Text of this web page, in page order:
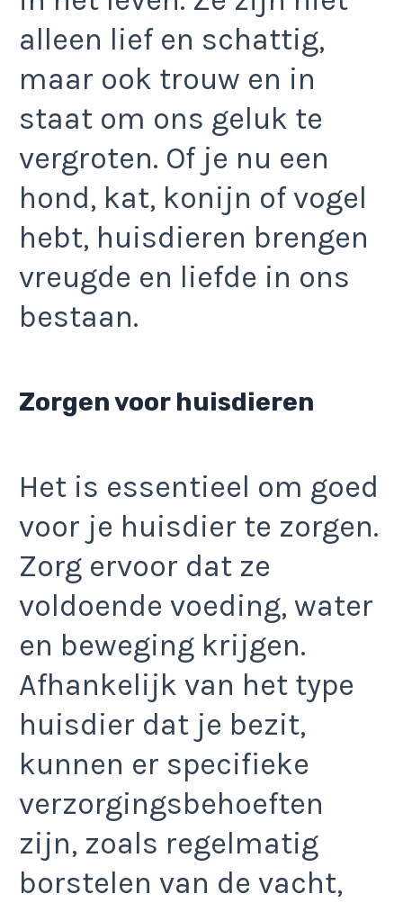
alleen lief en schattig,
maar ook trouw en in
staat om ons geluk te
vergroten. Of je nu een
hond, kat, konijn of vogel
hebt, huisdieren brengen
vreugde en liefde in ons
bestaan.
Zorgen voor huisdieren
Het is essentieel om goed
voor je huisdier te zorgen.
Zorg ervoor dat ze
voldoende voeding, water
en beweging krijgen.
Afhankelijk van het type
huisdier dat je bezit,
kunnen er specifieke
verzorgingsbehoeften
zijn, zoals regelmatig
borstelen van de vacht,